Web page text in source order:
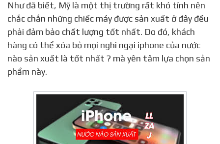
Như đã biết, Mỹ là một thị trường rất khó tính nên
chắc chắn những chiếc máy được sản xuất ở đây đều
phải đảm bảo chất lượng tốt nhất. Do đó, khách
hàng có thể xóa bỏ mọi nghi ngại iphone của nước
nào sản xuất là tốt nhất ? mà yên tâm lựa chọn sản
phẩm này.